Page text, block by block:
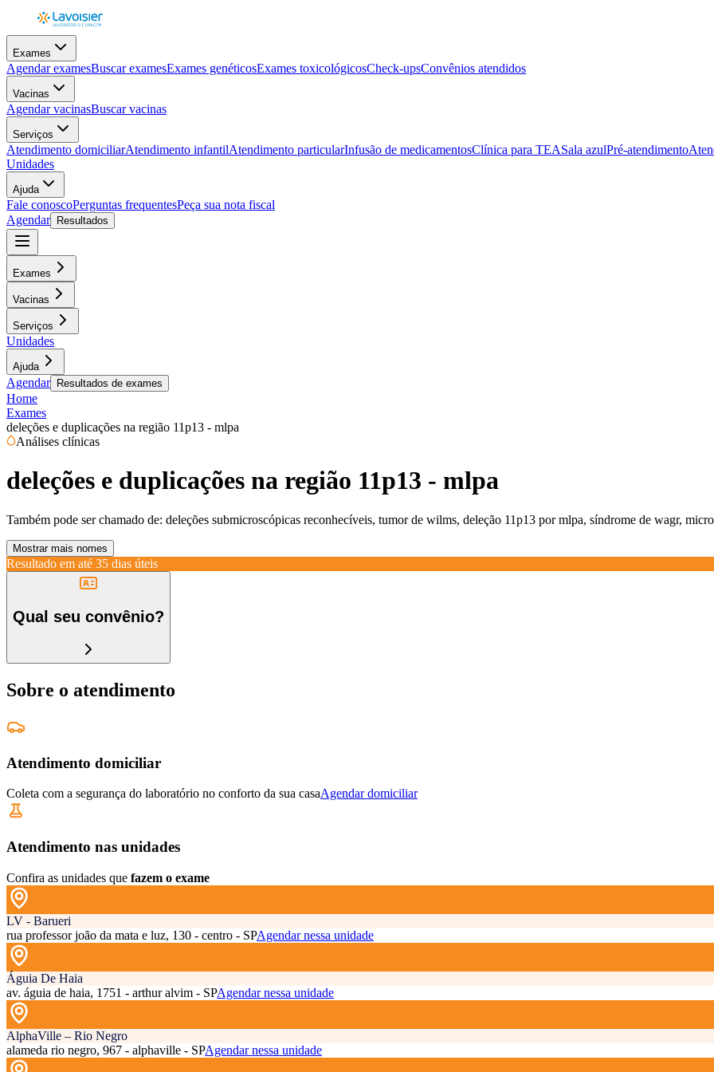
Exames
Agendar examesBuscar examesExames genéticosExames toxicológicosCheck-upsConvênios atendidos
Vacinas
Agendar vacinasBuscar vacinas
Serviços
Atendimento domiciliarAtendimento infantilAtendimento particularInfusão de medicamentosClínica para TEASala azulPré-atendimento
Unidades
Ajuda
Fale conoscoPerguntas frequentesPeça sua nota fiscal
Agendar
Resultados
Exames
Vacinas
Serviços
Unidades
Ajuda
Agendar Resultados de exames
Home
Exames
deleções e duplicações na região 11p13 - mlpa
Análises clínicas
deleções e duplicações na região 11p13 - mlpa
Também pode ser chamado de: deleções submicroscópicas reconhecíveis, tumor de wilms, deleção 11p13 por mlpa, síndrome de wagr,
Mostrar mais nomes
Resultado em até 35 dias úteis
Qual seu convênio?
Sobre o atendimento
Atendimento domiciliar
Coleta com a segurança do laboratório no conforto da sua casaAgendar domiciliar
Atendimento nas unidades
Confira as unidades que fazem o exame
LV - Barueri
rua professor joão da mata e luz, 130 - centro - SPAgendar nessa unidade
Águia De Haia
av. águia de haia, 1751 - arthur alvim - SPAgendar nessa unidade
AlphaVille – Rio Negro
alameda rio negro, 967 - alphaville - SPAgendar nessa unidade